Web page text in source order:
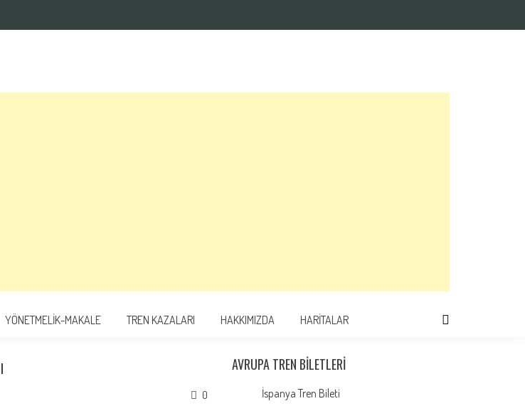
YÖNETMELİK-MAKALE TREN KAZALARI HAKKIMIZDA HARİTALAR
0
AVRUPA TREN BILETLERI
İspanya Tren Bileti